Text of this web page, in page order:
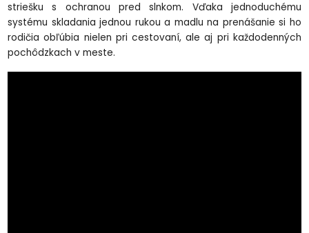
striešku s ochranou pred slnkom. Vďaka jednoduchému
systému skladania jednou rukou a madlu na prenášanie si ho
rodičia obľúbia nielen pri cestovaní, ale aj pri každodenných
pochôdzkach v meste.